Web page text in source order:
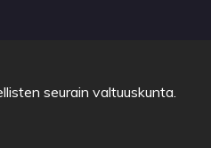
seurain valtuuskunta.